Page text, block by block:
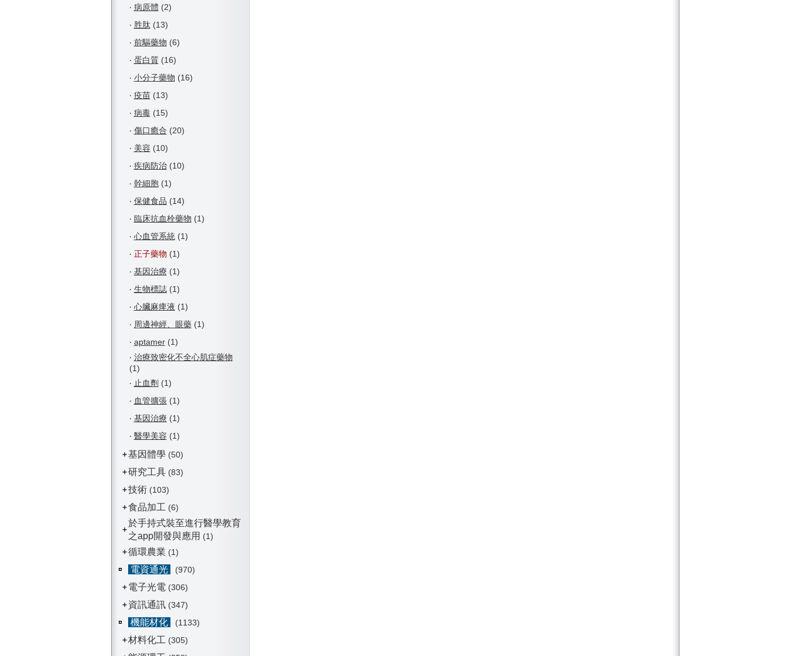
‧ 病原體 (2)
‧ 胜肽(13)
‧ 前驅藥物 (6)
‧ 蛋白質(16)
‧ 小分子藥物 (16)
‧ 疫苗(13)
‧ 病毒(15)
‧ 傷口癒合 (20)
‧ 美容 (10)
‧ 疾病防治(10)
‧ 幹細胞(1)
‧ 保健食品 (14)
‧ 臨床抗血栓藥物 (1)
‧ 心血管系統(1)
‧ 正子藥物 (1)
‧ 基因治療 (1)
‧ 生物標誌(1)
‧ 心臟麻痺液 (1)
‧ 周邊神經、眼藥(1)
‧ aptamer(1)
‧ 治療致密化不全心肌症藥物
(1)
‧ 止血劑 (1)
‧ 血管擴張(1)
‧ 基因治療 (1)
‧ 醫學美容 (1)
+基因體學 (50)
+研究工具(83)
+技術(103)
+食品加工 (6)
+
於手持式裝至進行醫學教育
之app開發與應用 (1)
+循環農業 (1)
電資通光
(970)
+ 電子光電 (306)
+ 資訊通訊(347)
機能材化
(1133)
+材料化工 (305)